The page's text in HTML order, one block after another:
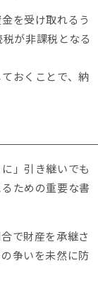
を受け取れるう
が非課税となる
おくことで、納
」引き継いでも
ための重要な書
で財産を承継さ
争いを未然に防